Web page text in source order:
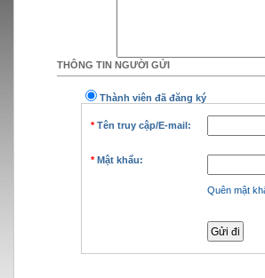
THÔNG TIN NGƯỜI GỬI
Thành viên đã đăng ký
*Tên truy cập/E-mail:
* Mật khẩu:
Quên mật